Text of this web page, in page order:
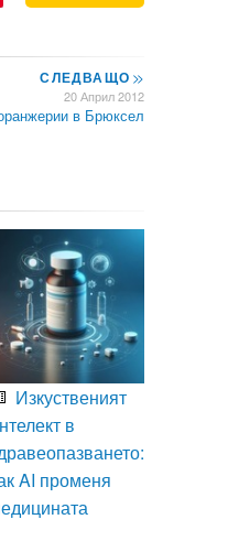
СЛЕДВАЩО>>
20 Април 2012
в Брюксел
Изкуственият
в
AI променя